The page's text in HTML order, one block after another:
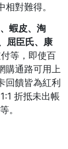
對難得。
蝦皮、淘
屈臣氏、康
等，即使百
購通路可用上
回饋皆為紅利
折抵未出帳
。